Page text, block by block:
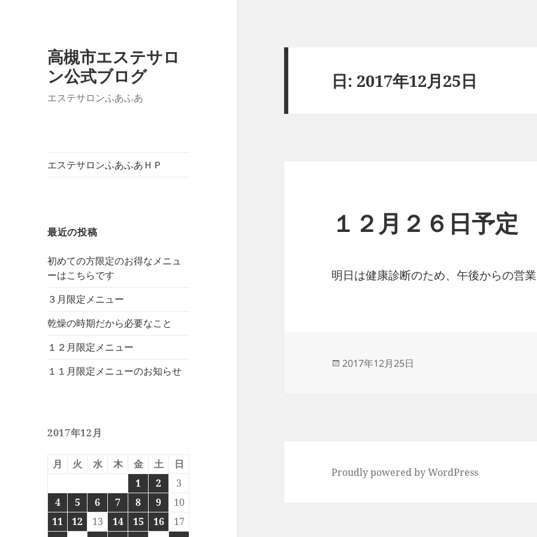
高槻市エステサロ
ン公式ブログ
エステサロンふあふあ
エステサロンふあふあＨＰ
最近の投稿
初めての方限定のお得なメニュ
ーはこちらです
３月限定メニュー
乾燥の時期だから必要なこと
１２月限定メニュー
１１月限定メニューのお知らせ
2017年12月
月 火 水 木 金 土
日
1
2
3
4
5 6 7 8 9
10
11
12 13 14 15 16
17
日: 2017年12月25日
１２月２６日予定
明日は健康診断のため、午後からの営業
投
2017年12月25日
Proudly powered by WordPress